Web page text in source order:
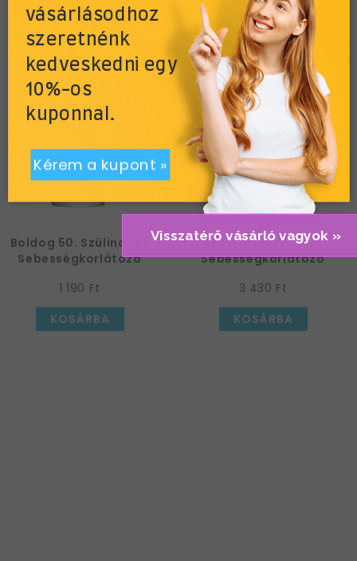
További termékek a kategóriában
Boldog 50. Szülinapot
Sebességkorlátozó
1 190 Ft
KOSÁRBA
Nem vagyok 70...
Sebességkorlátozó
Szülinapra, 40 cm
3 430 Ft
KOSÁRBA
vásárlásodhoz
szeretnénk
kedveskedni egy
10%-os
kuponnal.
Visszatérő vásárló vagyok »
Kérem a kupont »